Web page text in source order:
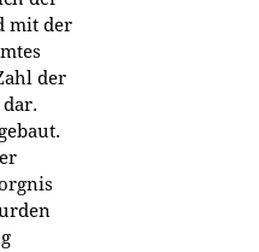
mit der
der